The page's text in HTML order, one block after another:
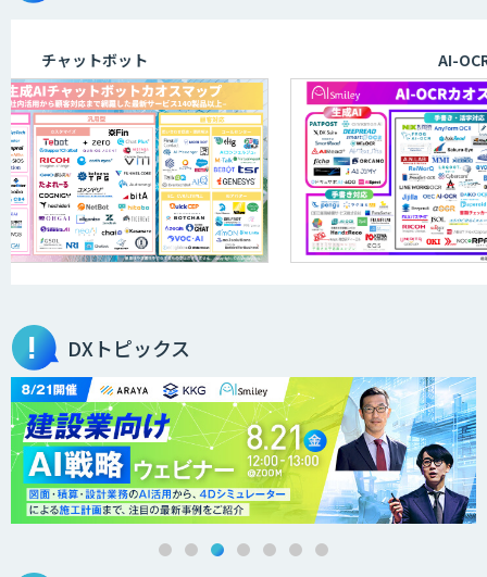
RPA定型業務ロボット自動化ソリューシ
ョン UiPath/Automate
FPT RPAソリューション
BizteX cobit
JobAuto
チャットボット AI-OCR
DXトピックス